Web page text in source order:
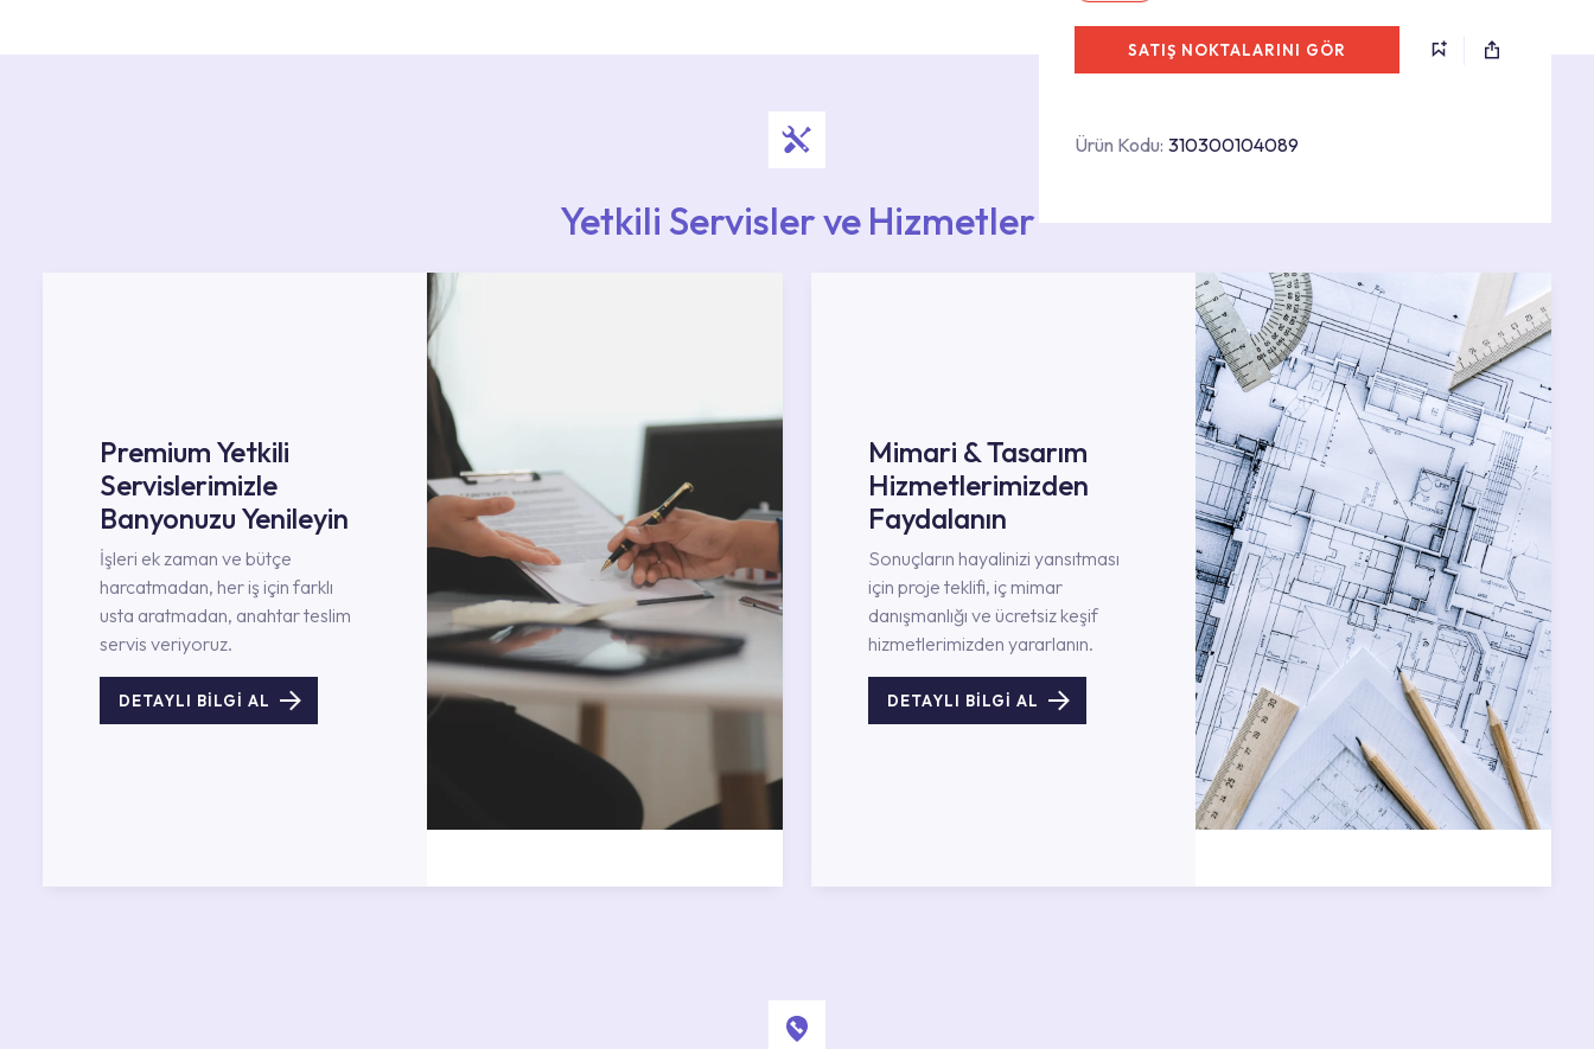
SATIŞ NOKTALARINI GÖR
Ürün Kodu: 310300104089
Yetkili Servisler ve Hizmetler
Premium Yetkili
Servislerimizle
Banyonuzu Yenileyin
İşleri ek zaman ve bütçe
harcatmadan, her iş için farklı
usta aratmadan, anahtar teslim
servis veriyoruz.
DETAYLI BİLGİ AL
Mimari & Tasarım
Hizmetlerimizden
Faydalanın
Sonuçların hayalinizi yansıtması
için proje teklifi, iç mimar
danışmanlığı ve ücretsiz keşif
hizmetlerimizden yararlanın.
DETAYLI BİLGİ AL